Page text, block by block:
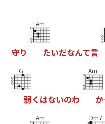
守り
Am
たいだなんて言
G
弱く はないのわ
Am
か
Am Dm7